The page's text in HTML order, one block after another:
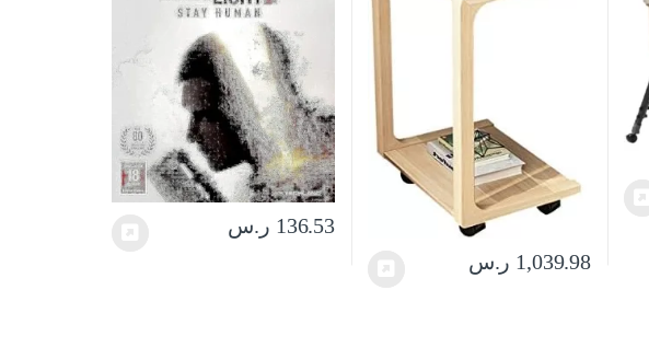
1,039.98 ر.س
136.53 ر.س